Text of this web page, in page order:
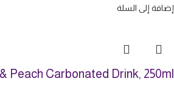
إضافة إلى السلة
Peach Carbonated Drink, 250ml